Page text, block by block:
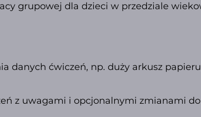
grupowej dla dzieci w przedziale
danych ćwiczeń, np. duży arkusz
z uwagami i opcjonalnymi zmianami